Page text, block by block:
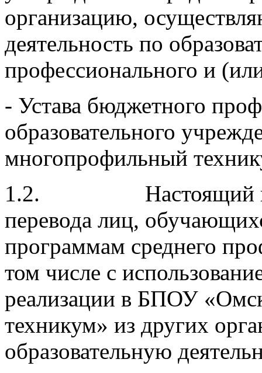
организацию,
деятельность по
профессионального и
- Устава бюджетного
образовательного
многопрофильный
1.2. Настоящий
перевода лиц,
программам среднего
том числе с
реализации в БПОУ
техникум» из других
образовательную